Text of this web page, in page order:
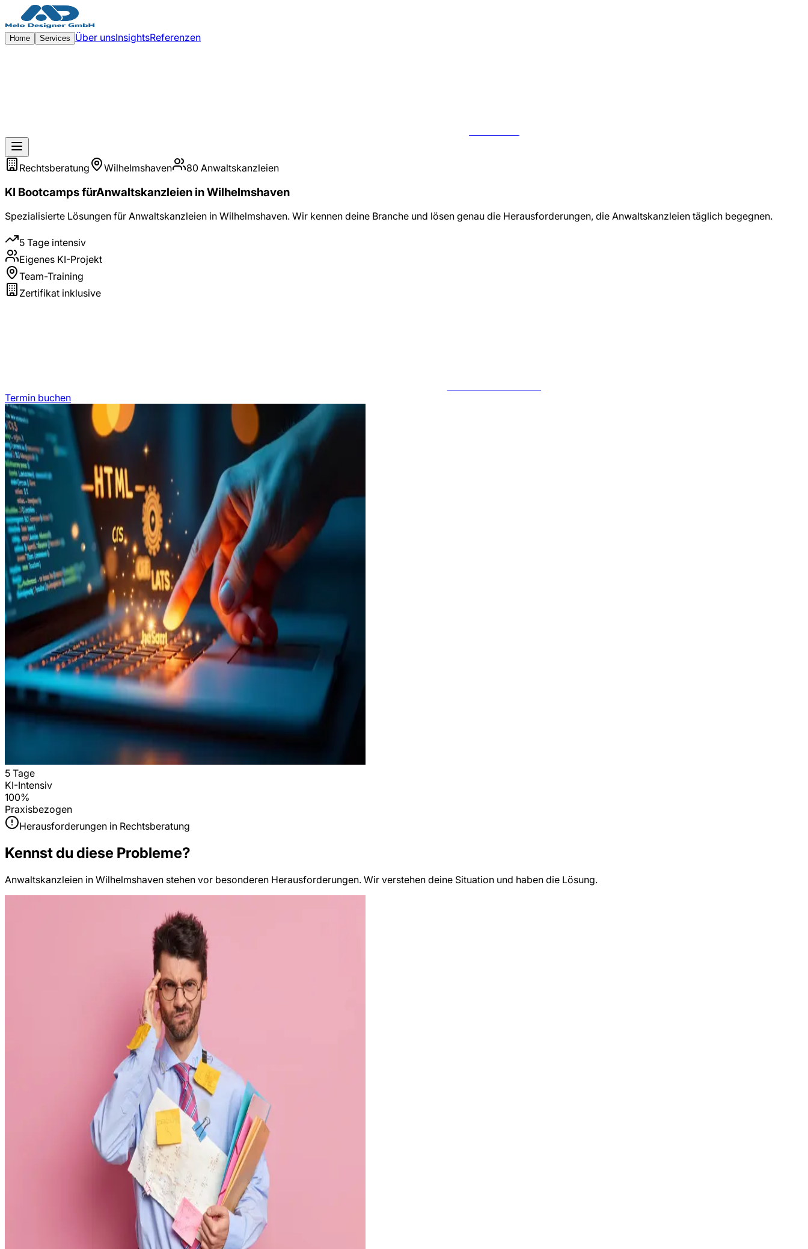
Zum Hauptinhalt springen
Home Services Über unsInsightsReferenzen
Rechtsberatung Wilhelmshaven 80 Anwaltskanzleien
KI BootcampsfürAnwaltskanzleien inWilhelmshaven
Spezialisierte Lösungen für Anwaltskanzleien in Wilhelmshaven. Wir kennen deine Branche und lösen genau die Herausforderungen, die Anwaltskanzleien täglich begegnen.
5 Tage intensiv
Eigenes KI-Projekt
Team-Training
Zertifikat inklusive
Termin buchen
5 Tage
KI-Intensiv
100%
Praxisbezogen
Herausforderungen in Rechtsberatung
Kennst du diese Probleme?
Anwaltskanzleien in Wilhelmshaven stehen vor besonderen Herausforderungen. Wir verstehen deine Situation und haben die Lösung.